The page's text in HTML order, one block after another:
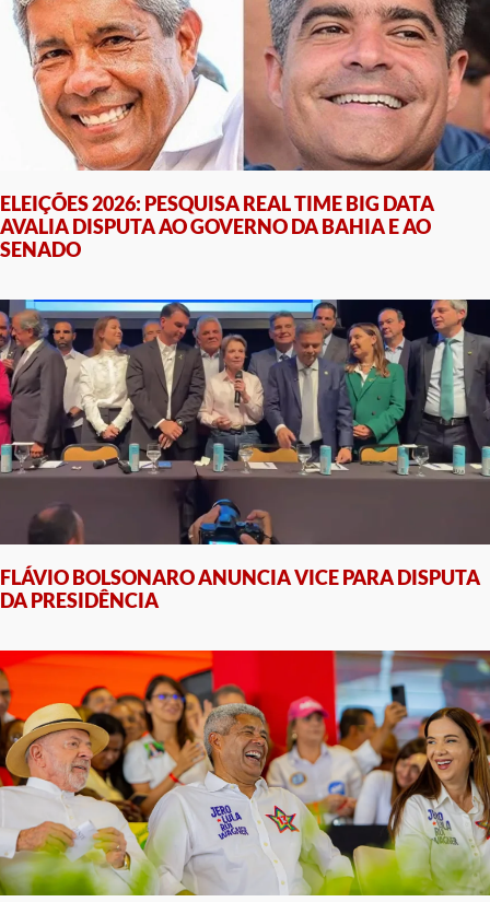
ELEIÇÕES 2026: PESQUISA REAL TIME BIG DATA
AVALIA DISPUTA AO GOVERNO DA BAHIA E AO
SENADO
FLÁVIO BOLSONARO ANUNCIA VICE PARA DISPUTA
DA PRESIDÊNCIA